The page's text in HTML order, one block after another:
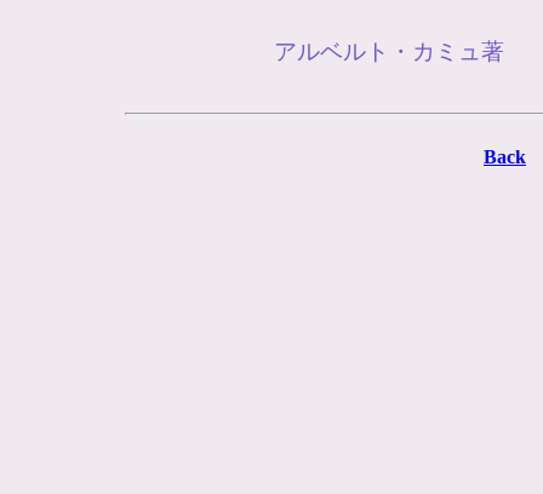
アルベルト・カミュ
Back